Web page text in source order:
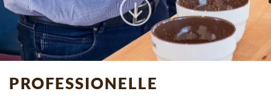
professionelle